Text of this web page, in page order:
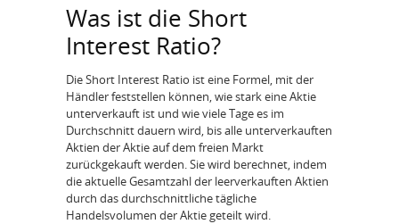
Was ist die Short
Interest Ratio?
Die Short Interest Ratio ist eine Formel, mit der
Händler feststellen können, wie stark eine Aktie
unterverkauft ist und wie viele Tage es im
Durchschnitt dauern wird, bis alle unterverkauften
Aktien der Aktie auf dem freien Markt
zurückgekauft werden. Sie wird berechnet, indem
die aktuelle Gesamtzahl der leerverkauften Aktien
durch das durchschnittliche tägliche
Handelsvolumen der Aktie geteilt wird.